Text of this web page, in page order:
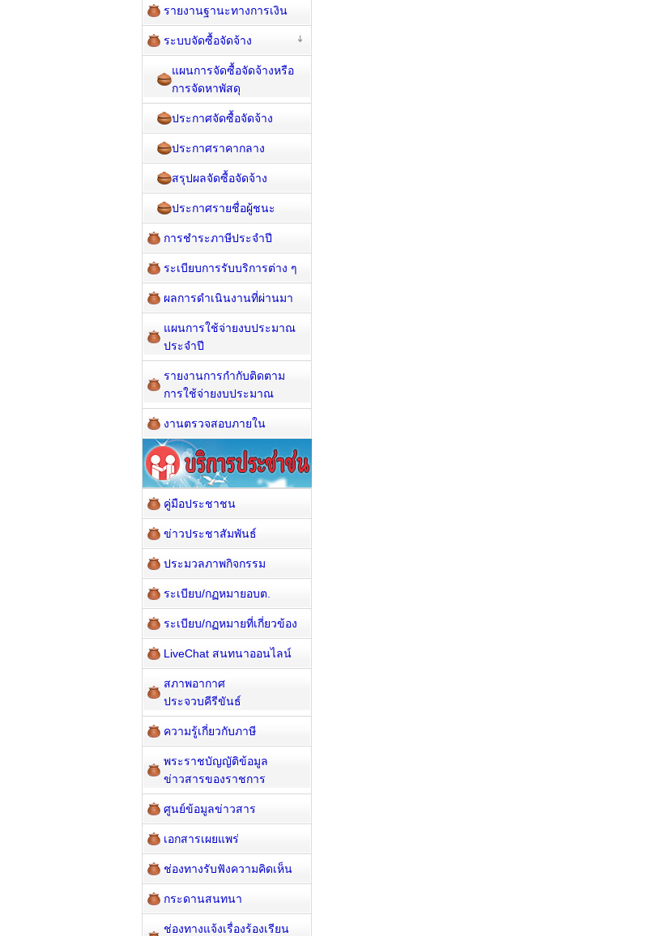
รายงานฐานะทางการเงิน
ระบบจัดซื้อจัดจ้าง
แผนการจัดซื้อจัดจ้างหรือ
การจัดหาพัสดุ
ประกาศจัดซื้อจัดจ้าง
ประกาศราคากลาง
สรุปผลจัดซื้อจัดจ้าง
ประกาศรายชื่อผู้ชนะ
การชำระภาษีประจำปี
ระเบียบการรับบริการต่าง ๆ
ผลการดำเนินงานที่ผ่านมา
แผนการใช้จ่ายงบประมาณ
ประจำปี
รายงานการกำกับติดตาม
การใช้จ่ายงบประมาณ
งานตรวจสอบภายใน
คู่มือประชาชน
ข่าวประชาสัมพันธ์
ประมวลภาพกิจกรรม
ระเบียบ/กฏหมายอบต.
ระเบียบ/กฏหมายที่เกี่ยวข้อง
LiveChat สนทนาออนไลน์
สภาพอากาศ
ประจวบคีรีขันธ์
ความรู้เกี่ยวกับภาษี
พระราชบัญญัติข้อมูล
ข่าวสารของราชการ
ศูนย์ข้อมูลข่าวสาร
เอกสารเผยแพร่
ช่องทางรับฟังความคิดเห็น
กระดานสนทนา
ช่องทางแจ้งเรื่องร้องเรียน